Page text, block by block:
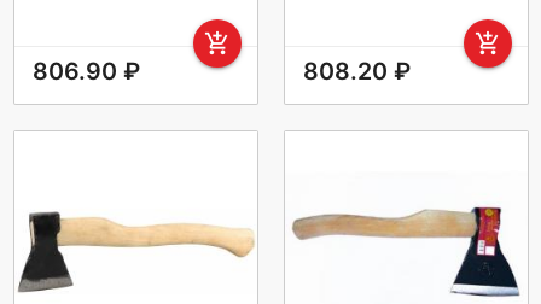
add_shopping_cart
806.90 ₽
add_shopping_cart
808.20 ₽